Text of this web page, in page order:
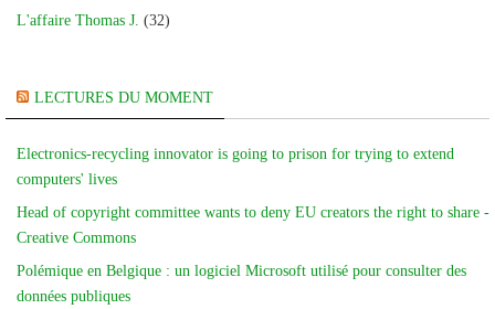
L'affaire Thomas J. (32)
LECTURES DU MOMENT
Electronics-recycling innovator is going to prison for trying to extend
computers' lives
Head of copyright committee wants to deny EU creators the right to share -
Creative Commons
Polémique en Belgique : un logiciel Microsoft utilisé pour consulter des
données publiques